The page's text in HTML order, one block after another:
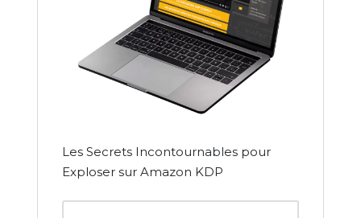
Les Secrets Incontournables pour
Exploser sur Amazon KDP